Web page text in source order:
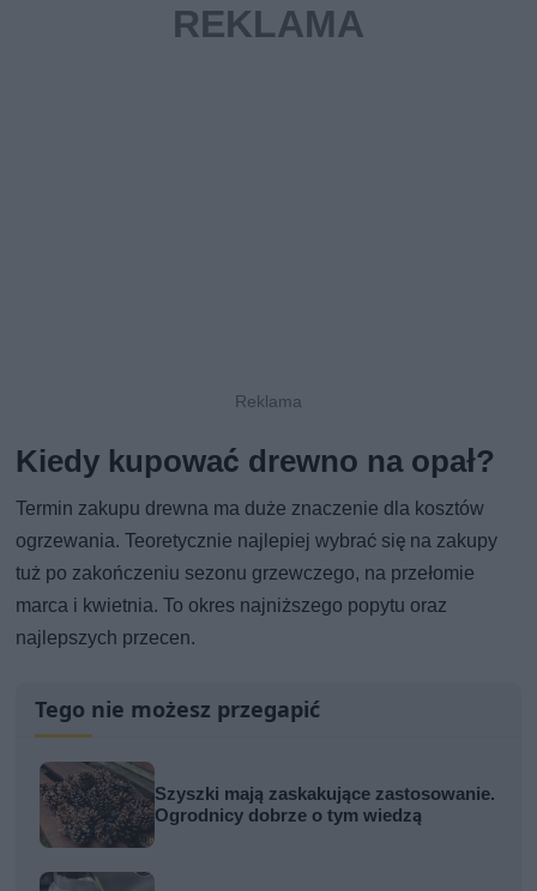
Kiedy kupować drewno na opał?
Termin zakupu drewna ma duże znaczenie dla kosztów
ogrzewania. Teoretycznie najlepiej wybrać się na zakupy
tuż po zakończeniu sezonu grzewczego, na przełomie
marca i kwietnia. To okres najniższego popytu oraz
najlepszych przecen.
Tego nie możesz przegapić
Szyszki mają zaskakujące zastosowanie.
Ogrodnicy dobrze o tym wiedzą